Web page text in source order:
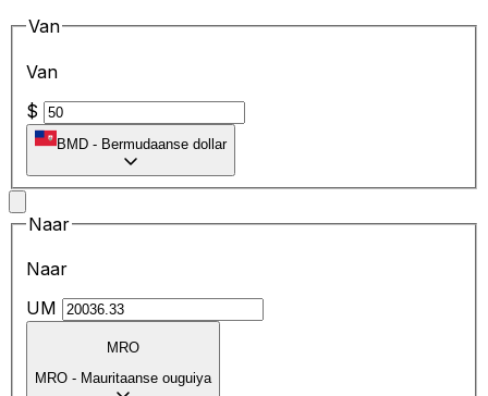
Van
Van
$
BMD - Bermudaanse dollar
Naar
Naar
UM
MRO
MRO - Mauritaanse ouguiya